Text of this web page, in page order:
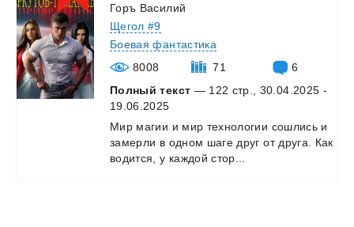
Горъ Василий
Щегол #9
Боевая фантастика
8008
71
6
Полный текст — 122 стр., 30.04.2025 -
19.06.2025
Мир магии и мир технологии сошлись и
замерли в одном шаге друг от друга.
Как
водится,
у каждой стор...